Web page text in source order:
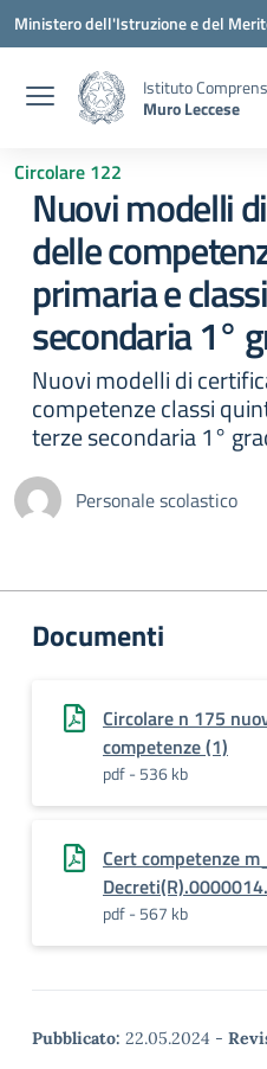
Vai ai contenuti
Vai al menu di navigazione
Vai al footer
Ministero dell'Istruzione e del
Istituto
Muro Leccese
Circolare 122
Nuovi modelli
delle
primaria e
secondaria 1°
Nuovi modelli di
competenze classi
terze secondaria 1°
Personale scolastico
Documenti
Circolare n 175
competenze (1)
pdf - 536 kb
Cert competenze
pdf - 567 kb
Pubblicato: 22.05.2024 -